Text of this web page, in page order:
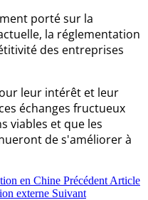
porté sur la
la réglementation
des entreprises
leur intérêt et leur
échanges fructueux
viables et que les
de s'améliorer à
en Chine Précédent Article
externe Suivant